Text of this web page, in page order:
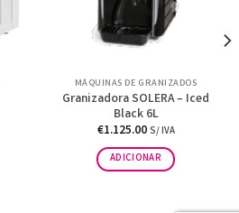
MÁQUINAS DE GRANIZADOS
Granizadora SOLERA – Iced
Black 6L
€1.125.00 S/ IVA
ADICIONAR